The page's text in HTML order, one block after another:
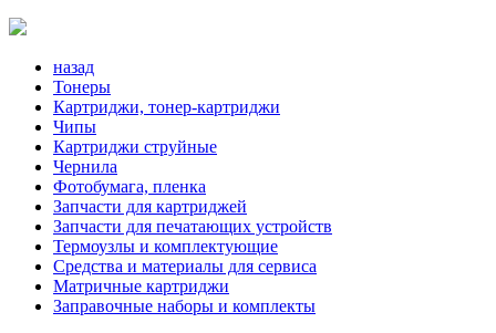
назад
Тонеры
Картриджи, тонер-картриджи
Чипы
Картриджи струйные
Чернила
Фотобумага, пленка
Запчасти для картриджей
Запчасти для печатающих устройств
Термоузлы и комплектующие
Средства и материалы для сервиса
Матричные картриджи
Заправочные наборы и комплекты